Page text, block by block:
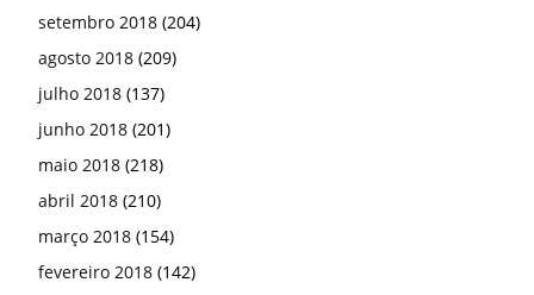
setembro 2018 (204)
agosto 2018 (209)
julho 2018 (137)
junho 2018 (201)
maio 2018 (218)
abril 2018 (210)
março 2018 (154)
fevereiro 2018 (142)